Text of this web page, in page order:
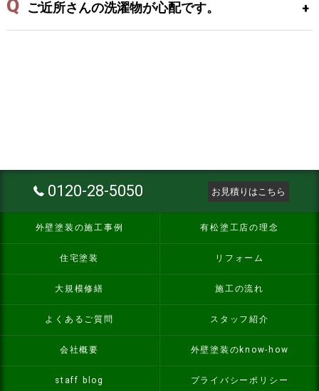
ご近所さんの洗濯物が心配です。
0120-28-5050 お見積りはこちら
外壁塗装の施工事例 有松塗工店の理念
住宅塗装 リフォーム
大規模修繕 施工の流れ
よくあるご質問 スタッフ紹介
会社概要 外壁塗装のknow-how
staff blog プライバシーポリシー